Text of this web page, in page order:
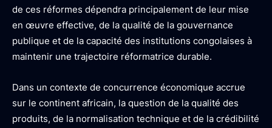
de ces réformes dépendra principalement de leur mise
en œuvre effective, de la qualité de la gouvernance
publique et de la capacité des institutions congolaises à
maintenir une trajectoire réformatrice durable.
Dans un contexte de concurrence économique accrue
sur le continent africain, la question de la qualité des
produits, de la normalisation technique et de la crédibilité